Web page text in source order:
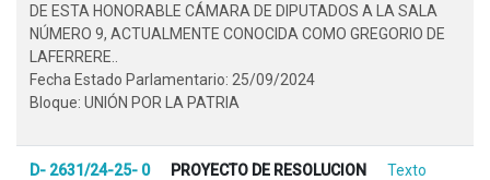
DE ESTA HONORABLE CÁMARA DE DIPUTADOS A LA SALA
NÚMERO 9, ACTUALMENTE CONOCIDA COMO GREGORIO DE
LAFERRERE..
Fecha Estado Parlamentario: 25/09/2024
Bloque: UNIÓN POR LA PATRIA
D- 2631/24-25- 0 PROYECTO DE RESOLUCION
Texto